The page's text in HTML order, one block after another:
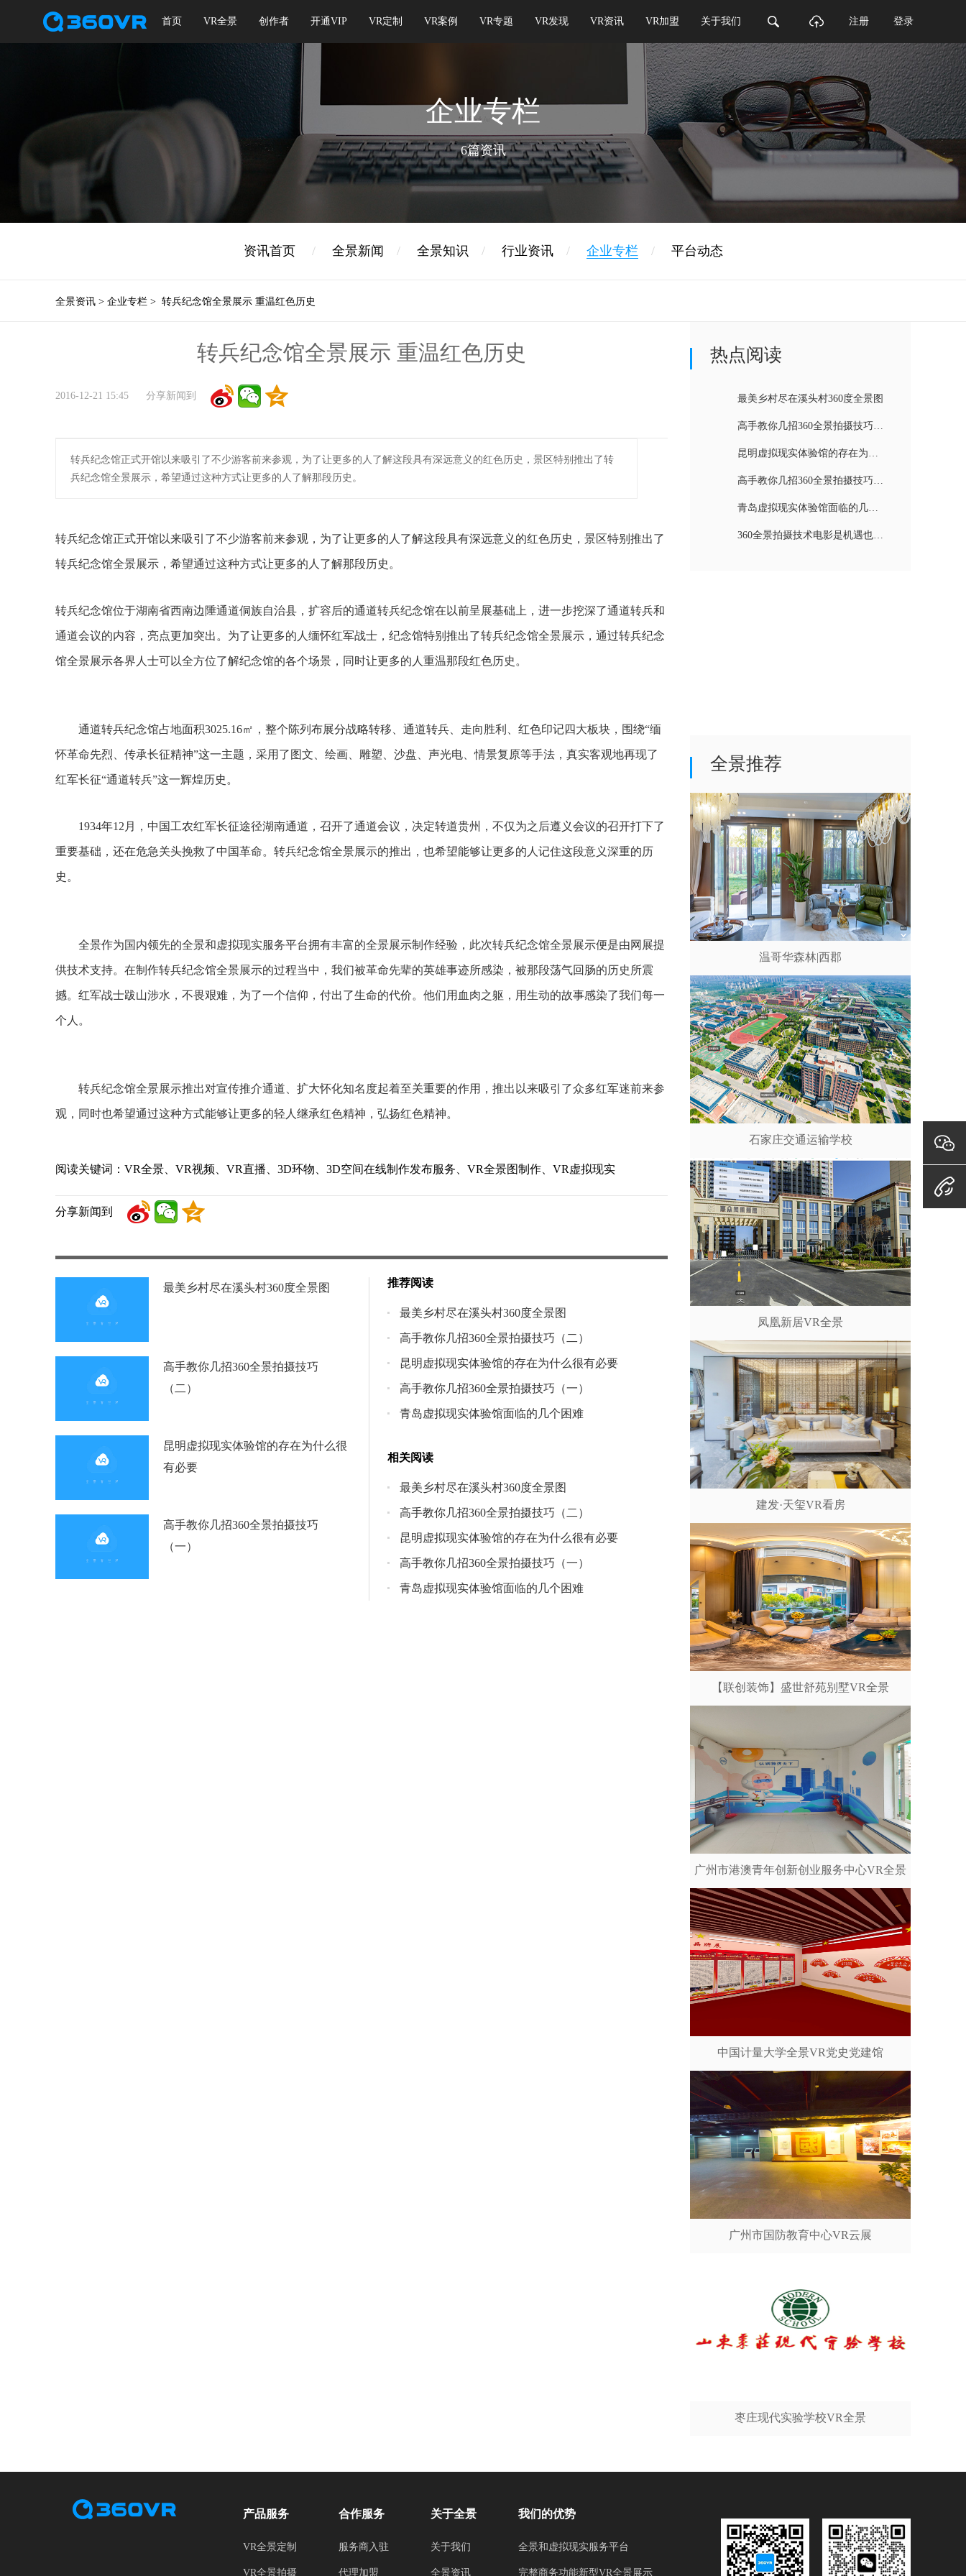
首页 VR全景 创作者 开通VIP VR定制 VR案例 VR专题 VR发现 VR资讯 VR加盟 关于我们 注册 登录
企业专栏
6篇资讯
资讯首页 / 全景新闻 / 全景知识 / 行业资讯 / 企业专栏 / 平台动态
全景资讯 > 企业专栏 > 转兵纪念馆全景展示 重温红色历史
转兵纪念馆全景展示 重温红色历史
2016-12-21 15:45 分享新闻到
转兵纪念馆正式开馆以来吸引了不少游客前来参观，为了让更多的人了解这段具有深远意义的红色历史，景区特别推出了转
兵纪念馆全景展示，希望通过这种方式让更多的人了解那段历史。
转兵纪念馆正式开馆以来吸引了不少游客前来参观，为了让更多的人了解这段具有深远意义的红色历史，景区特别推出了
转兵纪念馆全景展示，希望通过这种方式让更多的人了解那段历史。
转兵纪念馆位于湖南省西南边陲通道侗族自治县，扩容后的通道转兵纪念馆在以前呈展基础上，进一步挖深了通道转兵和
通道会议的内容，亮点更加突出。为了让更多的人缅怀红军战士，纪念馆特别推出了转兵纪念馆全景展示，通过转兵纪念
馆全景展示各界人士可以全方位了解纪念馆的各个场景，同时让更多的人重温那段红色历史。
通道转兵纪念馆占地面积3025.16㎡，整个陈列布展分战略转移、通道转兵、走向胜利、红色印记四大板块，围绕“缅
怀革命先烈、传承长征精神”这一主题，采用了图文、绘画、雕塑、沙盘、声光电、情景复原等手法，真实客观地再现了
红军长征“通道转兵”这一辉煌历史。
1934年12月，中国工农红军长征途径湖南通道，召开了通道会议，决定转道贵州，不仅为之后遵义会议的召开打下了
重要基础，还在危急关头挽救了中国革命。转兵纪念馆全景展示的推出，也希望能够让更多的人记住这段意义深重的历
史。
全景作为国内领先的全景和虚拟现实服务平台拥有丰富的全景展示制作经验，此次转兵纪念馆全景展示便是由网展提
供技术支持。在制作转兵纪念馆全景展示的过程当中，我们被革命先辈的英雄事迹所感染，被那段荡气回肠的历史所震
撼。红军战士跋山涉水，不畏艰难，为了一个信仰，付出了生命的代价。他们用血肉之躯，用生动的故事感染了我们每一
个人。
转兵纪念馆全景展示推出对宣传推介通道、扩大怀化知名度起着至关重要的作用，推出以来吸引了众多红军迷前来参
观，同时也希望通过这种方式能够让更多的轻人继承红色精神，弘扬红色精神。
阅读关键词：VR全景、VR视频、VR直播、3D环物、3D空间在线制作发布服务、VR全景图制作、VR虚拟现实
分享新闻到
最美乡村尽在溪头村360度全景图
高手教你几招360全景拍摄技巧
（二）
昆明虚拟现实体验馆的存在为什么很
有必要
高手教你几招360全景拍摄技巧
（一）
推荐阅读
最美乡村尽在溪头村360度全景图
高手教你几招360全景拍摄技巧（二）
昆明虚拟现实体验馆的存在为什么很有必要
高手教你几招360全景拍摄技巧（一）
青岛虚拟现实体验馆面临的几个困难
相关阅读
最美乡村尽在溪头村360度全景图
高手教你几招360全景拍摄技巧（二）
昆明虚拟现实体验馆的存在为什么很有必要
高手教你几招360全景拍摄技巧（一）
青岛虚拟现实体验馆面临的几个困难
热点阅读
最美乡村尽在溪头村360度全景图
高手教你几招360全景拍摄技巧（二）
昆明虚拟现实体验馆的存在为什么很有必要
高手教你几招360全景拍摄技巧（一）
青岛虚拟现实体验馆面临的几个困难
360全景拍摄技术电影是机遇也是挑战
全景推荐
温哥华森林|西郡
石家庄交通运输学校
凤凰新居VR全景
建发·天玺VR看房
【联创装饰】盛世舒苑别墅VR全景
广州市港澳青年创新创业服务中心VR全景
中国计量大学全景VR党史党建馆
广州市国防教育中心VR云展
枣庄现代实验学校VR全景
产品服务
VR全景定制
VR全景拍摄
合作服务
服务商入驻
代理加盟
关于全景
关于我们
全景资讯
我们的优势
全景和虚拟现实服务平台
完整商务功能新型VR全景展示